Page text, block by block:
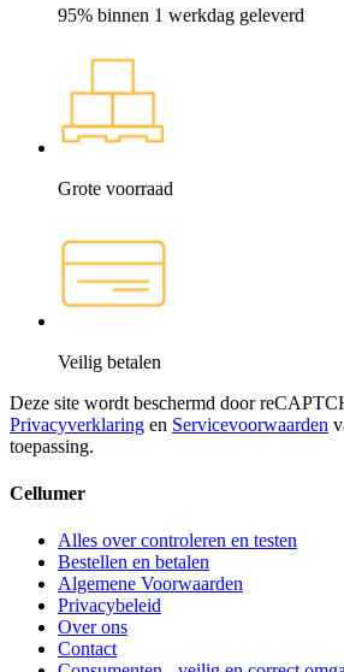
95% binnen 1 werkdag geleverd
Grote voorraad
Veilig betalen
Deze site wordt beschermd door
Privacyverklaring en Servicevoorwaarden
toepassing.
Cellumer
Alles over controleren en testen
Bestellen en betalen
Algemene Voorwaarden
Privacybeleid
Over ons
Contact